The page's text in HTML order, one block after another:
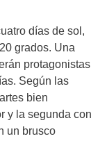
días de sol,
grados. Una
protagonistas
Según las
bien
y la segunda con
un brusco